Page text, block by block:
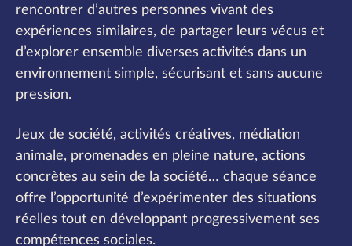
rencontrer d’autres personnes vivant des
expériences similaires, de partager leurs vécus et
d’explorer ensemble diverses activités dans un
environnement simple, sécurisant et sans aucune
pression.
Jeux de société, activités créatives, médiation
animale, promenades en pleine nature, actions
concrètes au sein de la société… chaque séance
offre l’opportunité d’expérimenter des situations
réelles tout en développant progressivement ses
compétences sociales.